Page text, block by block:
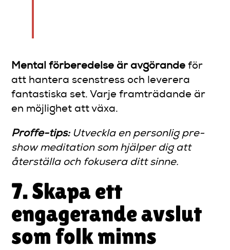
Mental förberedelse är avgörande för
att hantera scenstress och leverera
fantastiska set. Varje framträdande är
en möjlighet att växa.
Proffe-tips: Utveckla en personlig pre-
show meditation som hjälper dig att
återställa och fokusera ditt sinne.
7. Skapa ett
engagerande avslut
som folk minns